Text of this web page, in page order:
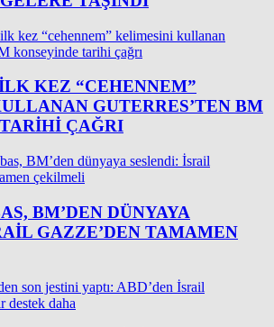
KEZ “CEHENNEM”
GUTERRES’TEN BM
ÇAĞRI
BM’DEN DÜNYAYA
GAZZE’DEN TAMAMEN